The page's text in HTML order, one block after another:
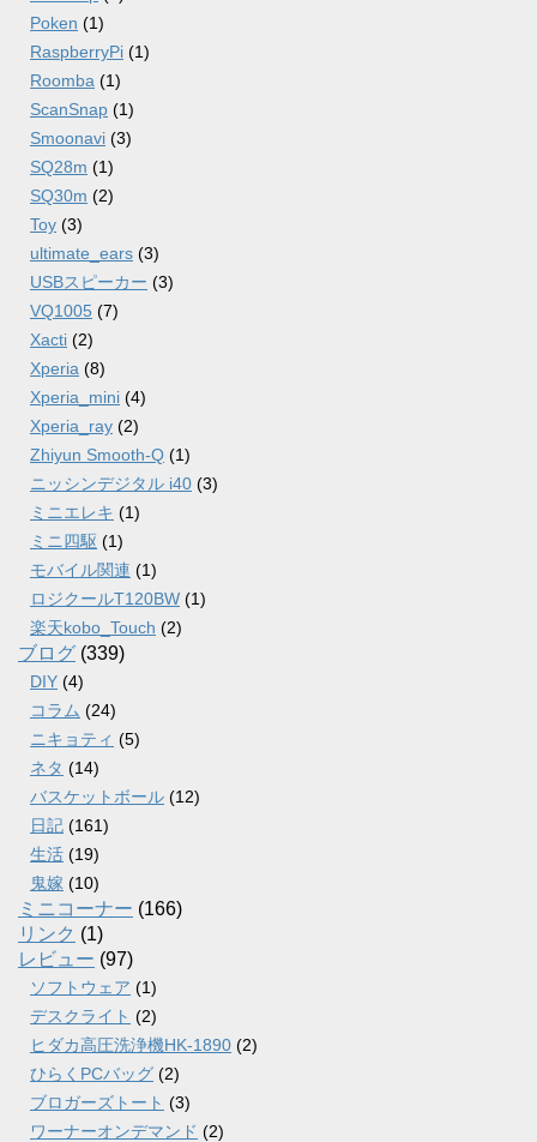
Poken (1)
RaspberryPi (1)
Roomba (1)
ScanSnap (1)
Smoonavi (3)
SQ28m (1)
SQ30m (2)
Toy (3)
ultimate_ears (3)
USBスピーカー (3)
VQ1005 (7)
Xacti (2)
Xperia (8)
Xperia_mini (4)
Xperia_ray (2)
Zhiyun Smooth-Q (1)
ニッシンデジタル i40 (3)
ミニエレキ (1)
ミニ四駆 (1)
モバイル関連 (1)
ロジクールT120BW (1)
楽天kobo_Touch (2)
ブログ (339)
DIY (4)
コラム (24)
ニキョティ (5)
ネタ (14)
バスケットボール (12)
日記 (161)
生活 (19)
鬼嫁 (10)
ミニコーナー (166)
リンク (1)
レビュー (97)
ソフトウェア (1)
デスクライト (2)
ヒダカ高圧洗浄機HK-1890 (2)
ひらくPCバッグ (2)
ブロガーズトート (3)
ワーナーオンデマンド (2)